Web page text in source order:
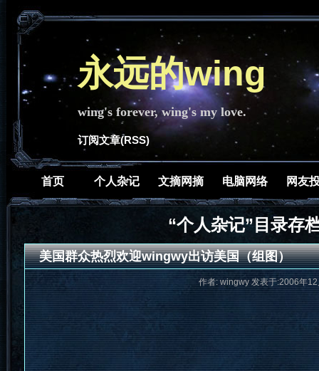
永远的wing
wing's forever, wing's my love.
订阅文章(RSS)
首页 个人杂记 文摘网摘 电脑网络 网友
“个人杂记”目录存
美国群众热烈欢迎wingwy出访美国（组图）
作者: wingwy 发表于:2006年